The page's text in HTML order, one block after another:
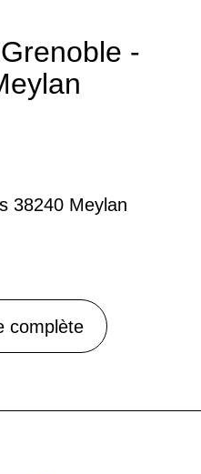
-
38240 Meylan
complète